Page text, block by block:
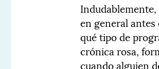
en general
qué tipo de
crónica rosa,
cuando alguien